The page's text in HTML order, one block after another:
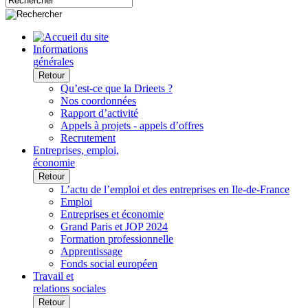
Informations
générales
Retour
Qu’est-ce que la Drieets ?
Nos coordonnées
Rapport d’activité
Appels à projets - appels d’offres
Recrutement
Entreprises, emploi,
économie
Retour
L’actu de l’emploi et des entreprises en Ile-de-France
Emploi
Entreprises et économie
Grand Paris et JOP 2024
Formation professionnelle
Apprentissage
Fonds social européen
Travail et
relations sociales
Retour